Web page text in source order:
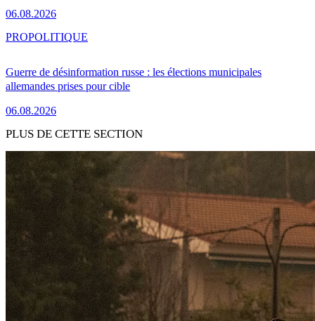
06.08.2026
Guerre de désinformation russe : les élections municipales
allemandes prises pour cible
06.08.2026
PROPOLITIQUE
PLUS DE CETTE SECTION